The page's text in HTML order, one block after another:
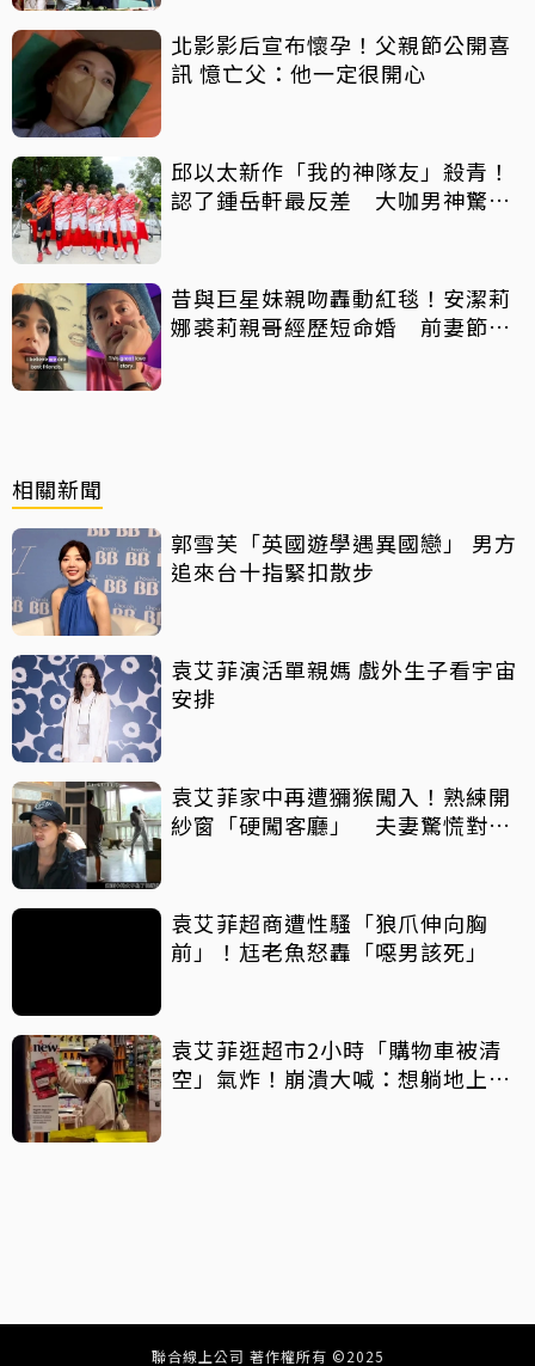
北影影后宣布懷孕！父親節公開喜
訊 憶亡父：他一定很開心
邱以太新作「我的神隊友」殺青！
認了鍾岳軒最反差 大咖男神驚喜
昔與巨星妹親吻轟動紅毯！安潔莉
娜裘莉親哥經歷短命婚 前妻節目
相關新聞
郭雪芙「英國遊學遇異國戀」 男方
追來台十指緊扣散步
袁艾菲演活單親媽 戲外生子看宇宙
安排
袁艾菲家中再遭獼猴闖入！熟練開
紗窗「硬闖客廳」 夫妻驚慌對話
袁艾菲超商遭性騷「狼爪伸向胸
前」！尪老魚怒轟「噁男該死」
袁艾菲逛超市2小時「購物車被清
空」氣炸！崩潰大喊：想躺地上耍
聯合線上公司 著作權所有 ©2025